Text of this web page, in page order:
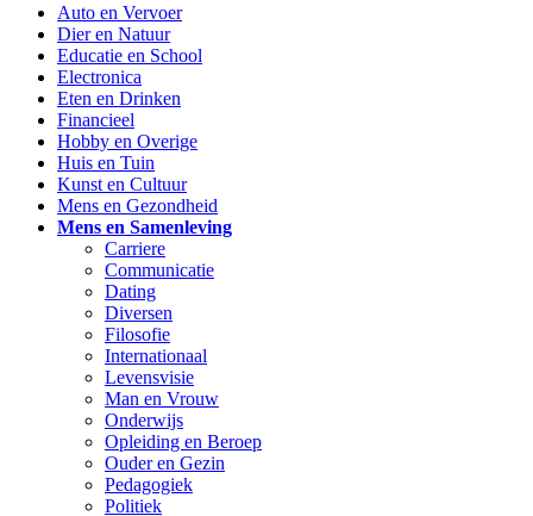
Auto en Vervoer
Dier en Natuur
Educatie en School
Electronica
Eten en Drinken
Financieel
Hobby en Overige
Huis en Tuin
Kunst en Cultuur
Mens en Gezondheid
Mens en Samenleving
Carriere
Communicatie
Dating
Diversen
Filosofie
Internationaal
Levensvisie
Man en Vrouw
Onderwijs
Opleiding en Beroep
Ouder en Gezin
Pedagogiek
Politiek